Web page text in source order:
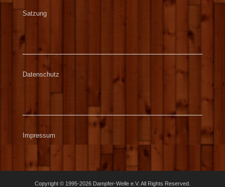
Satzung
Datenschutz
Impressum
Copyright © 1995-2026 Dampfer-Welle e.V. All Rights Reserved.